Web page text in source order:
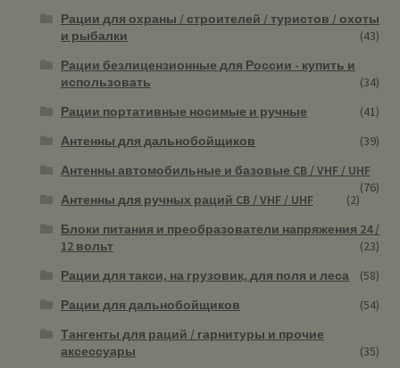
Рации для охраны / строителей / туристов / охоты
и рыбалки
(43)
Рации безлицензионные для России - купить и
использовать
(34)
Рации портативные носимые и ручные
(41)
Антенны для дальнобойщиков
(39)
Антенны автомобильные и базовые CB / VHF / UHF
(76)
Антенны для ручных раций CB / VHF / UHF
(2)
Блоки питания и преобразователи напряжения 24 /
12 вольт
(23)
Рации для такси, на грузовик, для поля и леса
(58)
Рации для дальнобойщиков
(54)
Тангенты для раций / гарнитуры и прочие
аксессуары
(35)